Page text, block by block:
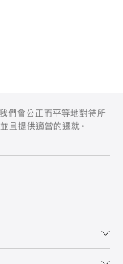
們會公正而平等地對待所
且提供適當的遷就。